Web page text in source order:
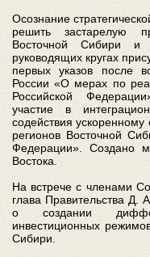
Осознание
решить застарелую
Восточной Сибири и
руководящих кругах
первых указов после
России «О мерах по
Российской
участие в
содействия
регионов Восточной
Федерации». Создано
Востока.
На встрече с членами
глава Правительства
о создании
инвестиционных
Сибири.